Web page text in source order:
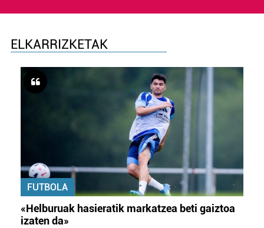
ELKARRIZKETAK
FUTBOLA
«Helburuak hasieratik markatzea beti gaiztoa
izaten da»